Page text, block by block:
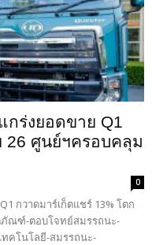
กร่งยอดขาย Q1
26 ศูนย์ฯครอบคลุม
0
กวาดมาร์เก็ตแชร์ 13% โตก
ภัณฑ์-ตอบโจทย์สมรรถนะ-
ทคโนโลยี-สมรรถนะ-